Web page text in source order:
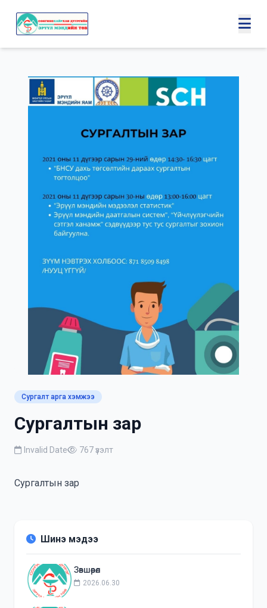
Сургалт арга хэмжээ
Сургалтын зар
Invalid Date 767 үзэлт
Сургалтын зар
Шинэ мэдээ
Зөвшөөрөл
2026.06.30